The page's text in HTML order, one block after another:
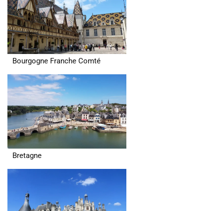
Bourgogne Franche Comté
Bretagne